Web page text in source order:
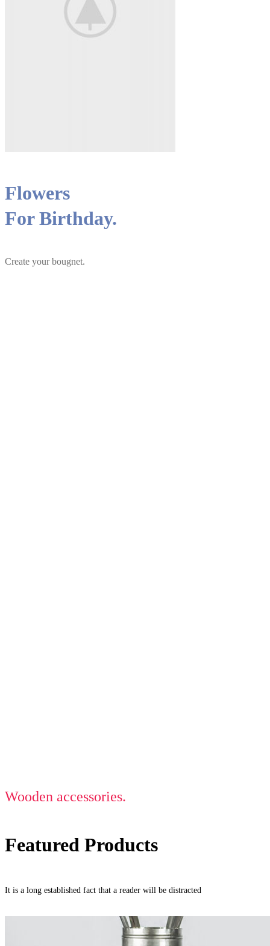
Flowers
For Birthday.
Create your bougnet.
Wooden accessories.
Featured Products
It is a long established fact that a reader will be distracted